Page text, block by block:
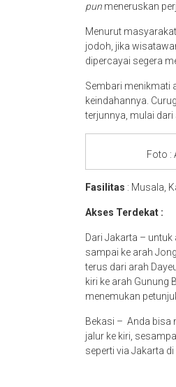
pun meneruskan
Menurut
jodoh, jika
dipercayai segera
Sembari menikmati
keindahannya.
terjunnya, mulai
Foto :
Fasilitas : Musala,
Akses Terdekat :
Dari Jakarta –
sampai ke arah
terus dari arah
kiri ke arah Gunung
menemukan
Bekasi – Anda bisa
jalur ke kiri,
seperti via Jakarta di